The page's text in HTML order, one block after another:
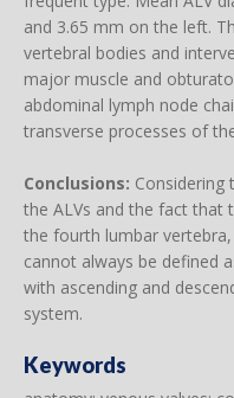
and 3.65 mm on the left.
vertebral bodies and
major muscle and
abdominal lymph node
transverse processes of
Conclusions: Considering
the ALVs and the fact that
the fourth lumbar
cannot always be defined
with ascending and
system.
Keywords